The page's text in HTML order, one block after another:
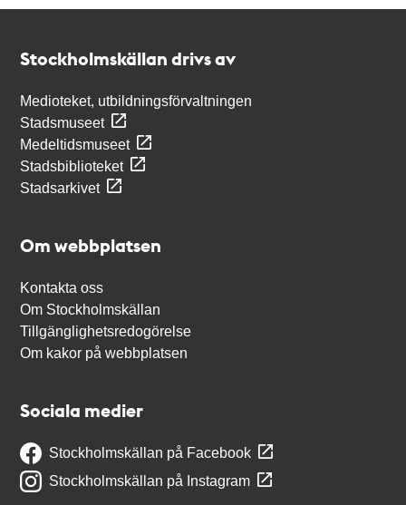
Stockholmskällan drivs av
Medioteket, utbildningsförvaltningen
Stadsmuseet
Medeltidsmuseet
Stadsbiblioteket
Stadsarkivet
Om webbplatsen
Kontakta oss
Om Stockholmskällan
Tillgänglighetsredogörelse
Om kakor på webbplatsen
Sociala medier
Stockholmskällan på Facebook
Stockholmskällan på Instagram